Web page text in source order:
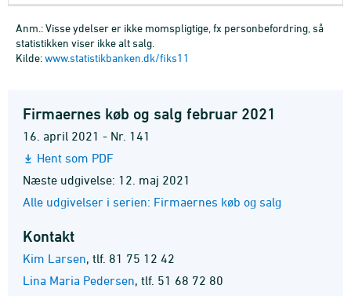
Anm.: Visse ydelser er ikke momspligtige, fx personbefordring, så
statistikken viser ikke alt salg.
Kilde:www.statistikbanken.dk/fiks11
Firmaernes køb og salg februar 2021
16. april 2021 - Nr. 141
Hent som PDF
Næste udgivelse: 12. maj 2021
Alle udgivelser i serien: Firmaernes køb og salg
Kontakt
Kim Larsen tlf. 81 75 12 42
Lina Maria Pedersen tlf. 51 68 72 80